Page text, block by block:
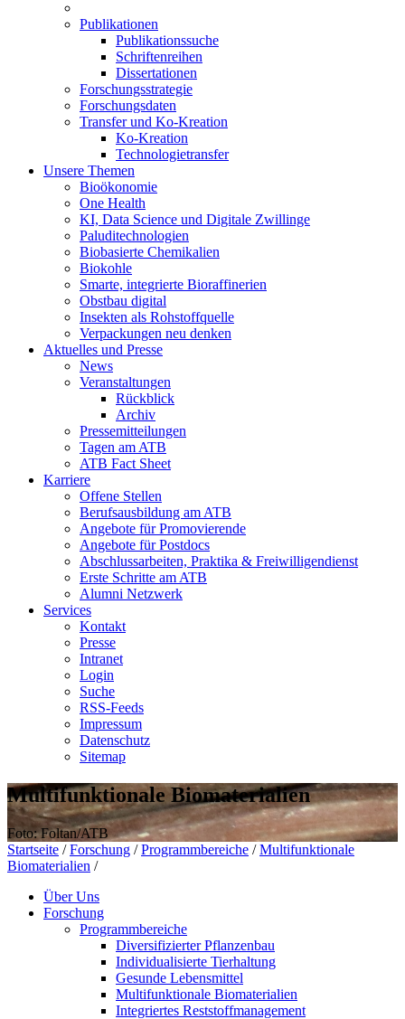
Publikationen
Publikationssuche
Schriftenreihen
Dissertationen
Forschungsstrategie
Forschungsdaten
Transfer und Ko-Kreation
Ko-Kreation
Technologietransfer
Unsere Themen
Bioökonomie
One Health
KI, Data Science und Digitale Zwillinge
Paluditechnologien
Biobasierte Chemikalien
Biokohle
Smarte, integrierte Bioraffinerien
Obstbau digital
Insekten als Rohstoffquelle
Verpackungen neu denken
Aktuelles und Presse
News
Veranstaltungen
Rückblick
Archiv
Pressemitteilungen
Tagen am ATB
ATB Fact Sheet
Karriere
Offene Stellen
Berufsausbildung am ATB
Angebote für Promovierende
Angebote für Postdocs
Abschlussarbeiten, Praktika & Freiwilligendienst
Erste Schritte am ATB
Alumni Netzwerk
Services
Kontakt
Presse
Intranet
Login
Suche
RSS-Feeds
Impressum
Datenschutz
Sitemap
Multifunktionale Biomaterialien
Foto: Foltan/ATB
Startseite / Forschung / Programmbereiche / Multifunktionale
Biomaterialien /
Über Uns
Forschung
Programmbereiche
Diversifizierter Pflanzenbau
Individualisierte Tierhaltung
Gesunde Lebensmittel
Multifunktionale Biomaterialien
Integriertes Reststoffmanagement